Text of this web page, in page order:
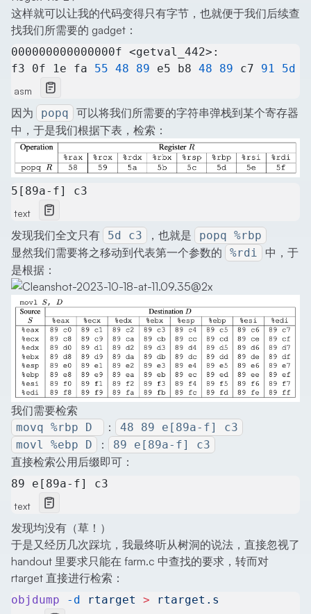
这样就可以让我的代码变得只有字节，也就便于我们后续查
找我们所需要的 gadget：
000000000000000f <getval_442>:
f3 0f 1e fa 55 48 89 e5 b8 48 89 c7 91 5d
asm
因为 popq
可以将我们所需要的字符串弹栈到某个寄存器
中，于是我们根据下表，检索：
5[89a-f] c3
text
发现我们全文只有 5d c3 ，也就是 popq %rbp
显然我们需要将之移动到代表第一个参数的 %rdi
中，于
是根据：
我们需要检索
movq %rbp D ：
48 89 e[89a-f] c3
movl %ebp D
： 89 e[89a-f] c3
直接检索公用后缀即可：
89 e[89a-f] c3
text
发现均没有（草！）
于是又经历几次踩坑，我最终听从树洞的说法，直接忽视了
handout 里要求只能在 farm.c 中查找的要求，转而对
rtarget 直接进行检索：
objdump -d rtarget > rtarget.s